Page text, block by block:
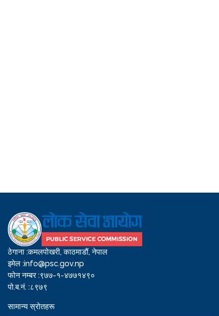
ठेगाना :कमलपोखरी, काठमाडौं, नेपाल
इमेल :info@psc.gov.np
फोन नम्बर :९७७-१-४७७१४९०
पो.ब.नं. :८९७९
सामान्य स्रोतहरू